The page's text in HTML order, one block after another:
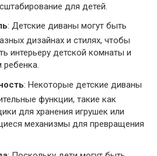
для детей.
: Детские диваны могут быть
дизайнах и стилях, чтобы
интерьеру детской комнаты и
ребенка.
: Некоторые детские диваны
функции, такие как
для хранения игрушек или
механизмы для превращения